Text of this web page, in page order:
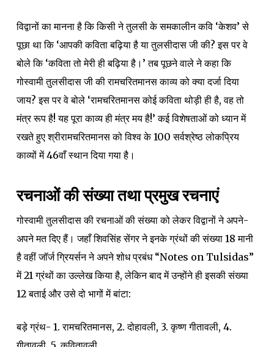
विद्वानों का मानना है कि किसी ने तुलसी के समकालीन कवि ‘केशव’ से
पूछा था कि ‘आपकी कविता बढ़िया है या तुलसीदास जी की? इस पर वे
बोले कि ‘कविता तो मेरी ही बढ़िया है।’ तब पूछने वाले ने कहा कि
गोस्वामी तुलसीदास जी की रामचरितमानस काव्य को क्या दर्जा दिया
जाय? इस पर वे बोले ‘रामचरितमानस कोई कविता थोड़ी ही है, वह तो
मंत्र रूप है! यह पूरा काव्य ही मंत्र मय है!’ कई विशेषताओं को ध्यान में
रखते हुए श्रीरामचरितमानस को विश्व के 100 सर्वश्रेष्ठ लोकप्रिय
काव्यों में 46वाँ स्थान दिया गया है।
रचनाओं की संख्या तथा प्रमुख रचनाएं
गोस्वामी तुलसीदास की रचनाओं की संख्या को लेकर विद्वानों ने अपने-
अपने मत दिए हैं। जहाँ शिवसिंह सेंगर ने इनके ग्रंथों की संख्या 18 मानी
है वहीं जॉर्ज ग्रियर्सन ने अपने शोध प्रबंध “Notes on Tulsidas”
में 21 ग्रंथों का उल्लेख किया है, लेकिन बाद में उन्होंने ही इसकी संख्या
12 बताई और उसे दो भागों में बांटा:
बड़े ग्रंथ- 1. रामचरितमानस, 2. दोहावली, 3. कृष्ण गीतावली, 4.